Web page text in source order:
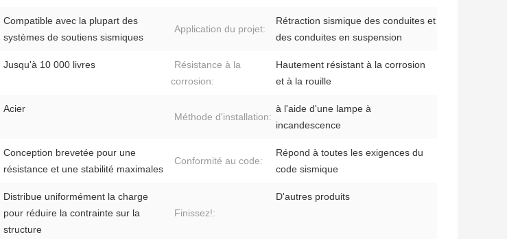
Compatible avec la plupart des
systèmes de soutiens sismiques
Application du projet:
Rétraction sismique des conduites et
des conduites en suspension
Jusqu'à 10 000 livres
Résistance à la
corrosion:
Hautement résistant à la corrosion
et à la rouille
Acier
Méthode d'installation:
à l'aide d'une lampe à
incandescence
Conception brevetée pour une
résistance et une stabilité maximales
Conformité au code:
Répond à toutes les exigences du
code sismique
Distribue uniformément la charge
pour réduire la contrainte sur la
structure
Finissez!:
D'autres produits